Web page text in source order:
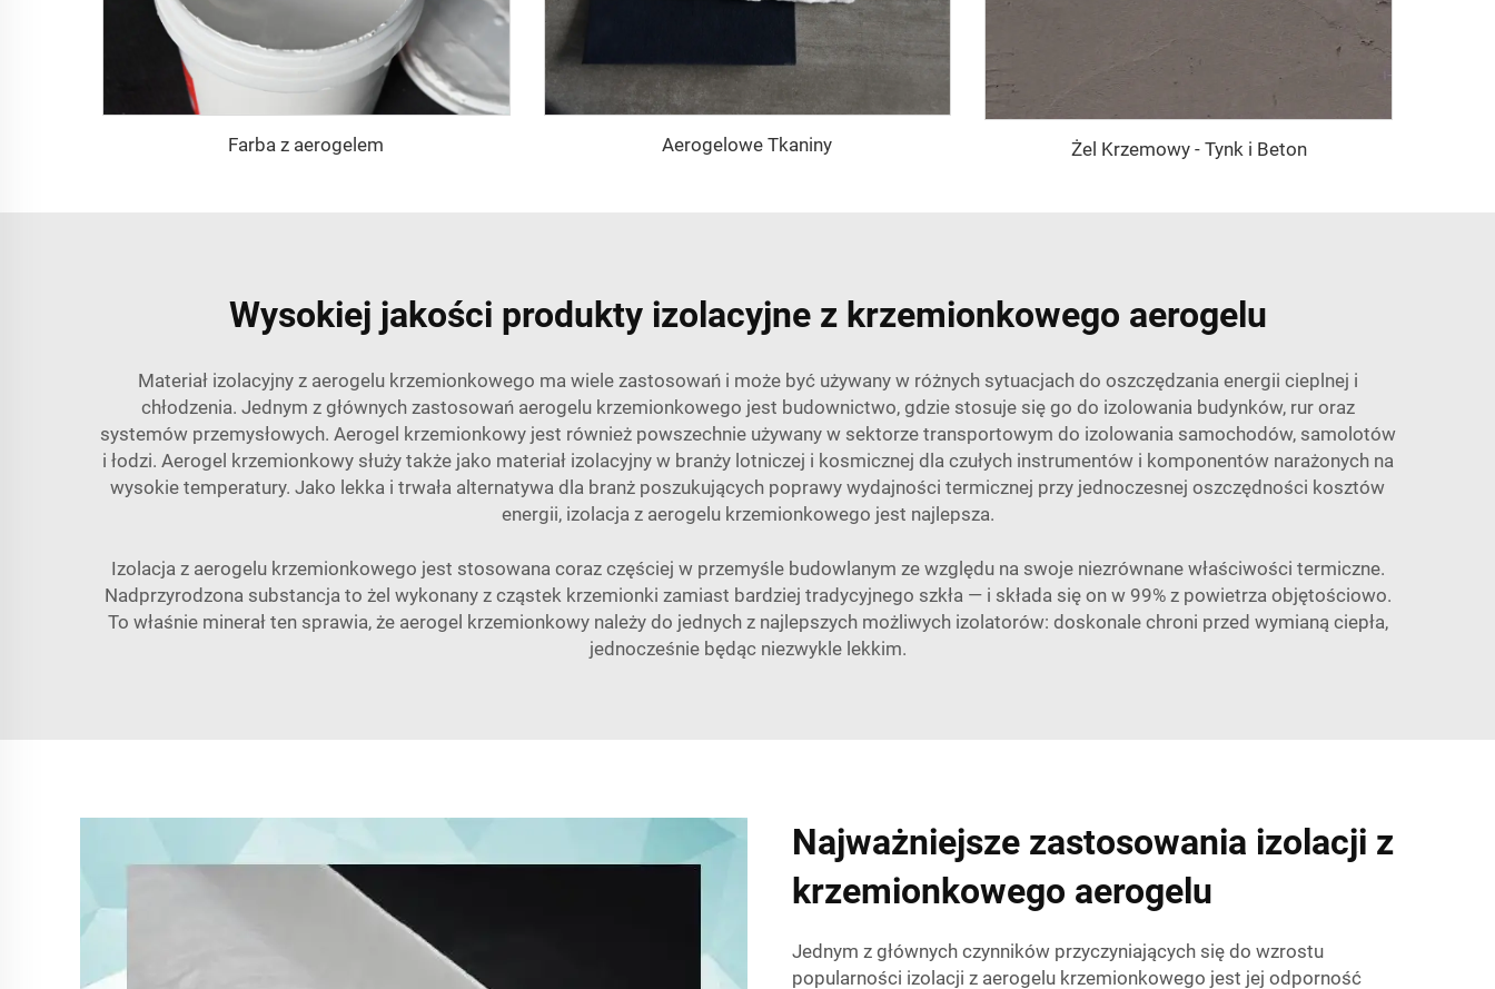
Farba z aerogelem Aerogelowe Tkaniny Żel Krzemowy - Tynk i Beton
Wysokiej jakości produkty izolacyjne z krzemionkowego aerogelu
Materiał izolacyjny z aerogelu krzemionkowego ma wiele zastosowań i może być używany w różnych sytuacjach do oszczędzania energii cieplnej i
chłodzenia. Jednym z głównych zastosowań aerogelu krzemionkowego jest budownictwo, gdzie stosuje się go do izolowania budynków, rur oraz
systemów przemysłowych. Aerogel krzemionkowy jest również powszechnie używany w sektorze transportowym do izolowania samochodów, samolotów
i łodzi. Aerogel krzemionkowy służy także jako materiał izolacyjny w branży lotniczej i kosmicznej dla czułych instrumentów i komponentów narażonych na
wysokie temperatury. Jako lekka i trwała alternatywa dla branż poszukujących poprawy wydajności termicznej przy jednoczesnej oszczędności kosztów
energii, izolacja z aerogelu krzemionkowego jest najlepsza.
Izolacja z aerogelu krzemionkowego jest stosowana coraz częściej w przemyśle budowlanym ze względu na swoje niezrównane właściwości termiczne.
Nadprzyrodzona substancja to żel wykonany z cząstek krzemionki zamiast bardziej tradycyjnego szkła — i składa się on w 99% z powietrza objętościowo.
To właśnie minerał ten sprawia, że aerogel krzemionkowy należy do jednych z najlepszych możliwych izolatorów: doskonale chroni przed wymianą ciepła,
jednocześnie będąc niezwykle lekkim.
Najważniejsze zastosowania izolacji z
krzemionkowego aerogelu
Jednym z głównych czynników przyczyniających się do wzrostu
popularności izolacji z aerogelu krzemionkowego jest jej odporność